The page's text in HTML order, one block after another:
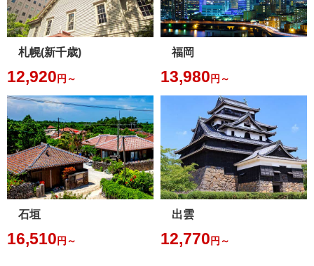
札幌(新千歳)
12,920 円～
福岡
13,980 円～
石垣
16,510 円～
出雲
12,770 円～